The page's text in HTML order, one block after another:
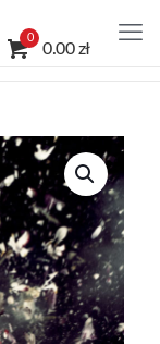
0
0.00 zł